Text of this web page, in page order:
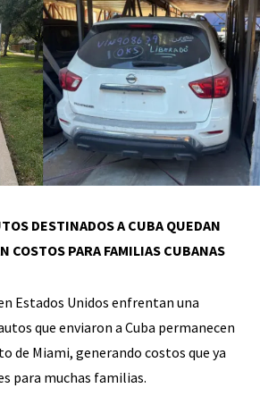
DESTINADOS A CUBA QUEDAN
COSTOS PARA FAMILIAS CUBANAS
Estados Unidos enfrentan una
que enviaron a Cuba permanecen
de Miami, generando costos que ya
para muchas familias.